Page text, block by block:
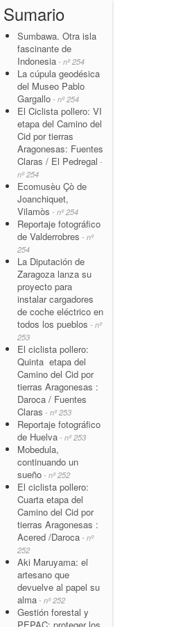
Sumario
Sumbawa. Otra isla
fascinante de
Indonesia - nº 254
La cúpula geodésica
del Museo Pablo
Gargallo - nº 254
El Ciclista pollero: VI
etapa del Camino del
Cid por tierras
Aragonesas: Fuentes
Claras / El Pedregal -
nº 254
Ecomusèu Çò de
Joanchiquet,
Vilamòs - nº 254
Reportaje fotográfico
de Valderrobres - nº
254
La Diputación de
Zaragoza lanza su
proyecto para
instalar cargadores
de coche eléctrico en
todos los pueblos - nº
253
El ciclista pollero:
Quinta etapa del
Camino del Cid por
tierras Aragonesas :
Daroca / Fuentes
Claras - nº 253
Reportaje fotográfico
de Huelva - nº 253
Mobedula,
continuando un
sueño - nº 252
El ciclista pollero:
Cuarta etapa del
Camino del Cid por
tierras Aragonesas :
Acered /Daroca - nº
252
Aki Maruyama: el
artesano que
devuelve al papel su
alma - nº 252
Gestión forestal y